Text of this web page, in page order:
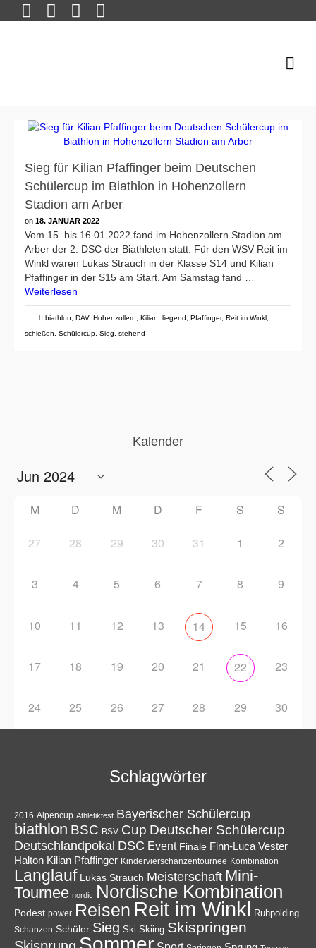
Sieg für Kilian Pfaffinger beim Deutschen
Schülercup im Biathlon in Hohenzollern
Stadion am Arber
on 18. JANUAR 2022
Vom 15. bis 16.01.2022 fand im Hohenzollern Stadion am
Arber der 2. DSC der Biathleten statt. Für den WSV Reit im
Winkl waren Lukas Strauch in der Klasse S14 und Kilian
Pfaffinger in der S15 am Start. Am Samstag fand …
Weiterlesen
biathlon DAV, Hohenzollern Kilian liegend Pfaffinger, Reit im Winkl
schießen
Schülercup Sieg stehend
Kalender
M D M D F S S
27 28 29 30 31 1 2
3 4 5 6 7 8 9
10 11 12 13 14 15 16
17 18 19 20 21 22 23
24 25 26 27 28 29 30
Schlagwörter
2016 Alpencup Athletiktest Bayerischer Schülercup
biathlon BSC BSV Cup Deutscher Schülercup
Deutschlandpokal DSC Event Finale Finn-Luca Vester
Halton Kilian Pfaffinger Kindervierschanzentournee Kombination
Langlauf Lukas Strauch Meisterschaft Mini-
Tournee nordic Nordische Kombination
Podest power Reisen Reit im Winkl Ruhpolding
Schanzen Schüler Sieg Ski Skiing Skispringen